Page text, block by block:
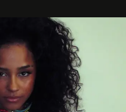
Dit zijn de nieuwe adressen
van lange lunches tot